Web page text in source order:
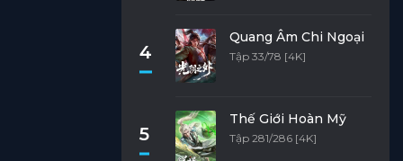
4
Quang Âm Chi Ngoại
Tập 33/78 [4K]
5
Thế Giới Hoàn Mỹ
Tập 281/286 [4K]